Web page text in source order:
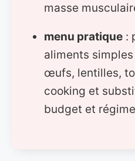
masse
menu pratique :
aliments
œufs, lentilles,
cooking et
budget et